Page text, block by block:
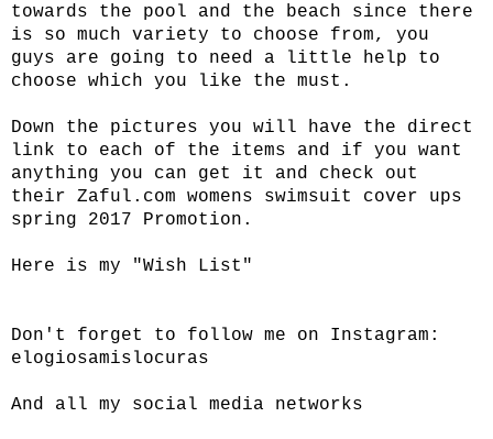
towards the pool and the beach since there
is so much variety to choose from, you
guys are going to need a little help to
choose which you like the must.
Down the pictures you will have the direct
link to each of the items and if you want
anything you can get it and check out
their Zaful.com womens swimsuit cover ups
spring 2017 Promotion.
Here is my "Wish List"
Don't forget to follow me on Instagram:
elogiosamislocuras
And all my social media networks